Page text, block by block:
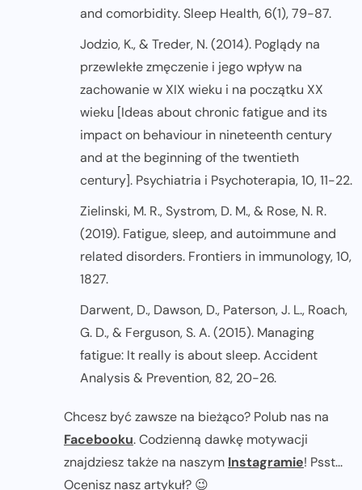
and comorbidity. Sleep Health, 6(1), 79-87.
Jodzio, K., & Treder, N. (2014). Poglądy na
przewlekłe zmęczenie i jego wpływ na
zachowanie w XIX wieku i na początku XX
wieku [Ideas about chronic fatigue and its
impact on behaviour in nineteenth century
and at the beginning of the twentieth
century]. Psychiatria i Psychoterapia, 10, 11-22.
Zielinski, M. R., Systrom, D. M., & Rose, N. R.
(2019). Fatigue, sleep, and autoimmune and
related disorders. Frontiers in immunology, 10,
1827.
Darwent, D., Dawson, D., Paterson, J. L., Roach,
G. D., & Ferguson, S. A. (2015). Managing
fatigue: It really is about sleep. Accident
Analysis & Prevention, 82, 20-26.
Chcesz być zawsze na bieżąco? Polub nas na
Facebooku. Codzienną dawkę motywacji
znajdziesz także na naszym Instagramie! Psst...
Ocenisz nasz artykuł? 😉